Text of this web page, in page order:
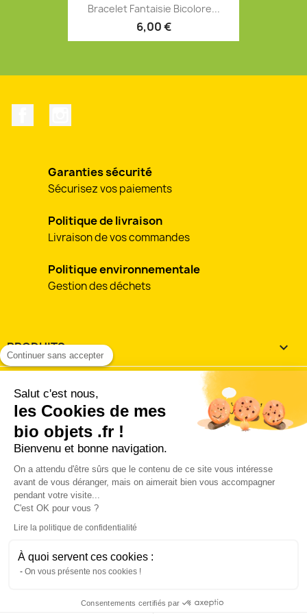
Bracelet Fantaisie Bicolore...
6,00 €
Garanties sécurité
Sécurisez vos paiements
Politique de livraison
Livraison de vos commandes
Politique environnementale
Gestion des déchets
PRODUITS 
VOTRE COMPTE 
INFORMATIONS
J'accepte lesconditions utilisation et de vente
les conditions générales d'utilisation et de vente
la charte des données personnelles.
© 2026 - Logiciel Ecommerce par PrestaShop™ Hébergé
Continuer sans accepter
Salut c'est nous,
les Cookies de mes
bio objets .fr !
Bienvenu et bonne navigation.
On a attendu d'être sûrs que le contenu de ce site vous intéresse
avant de vous déranger, mais on aimerait bien vous accompagner
pendant votre visite...
C'est OK pour vous ?
Lire la politique de confidentialité
À quoi servent ces cookies :
On vous présente nos cookies !
Consentements certifiés par